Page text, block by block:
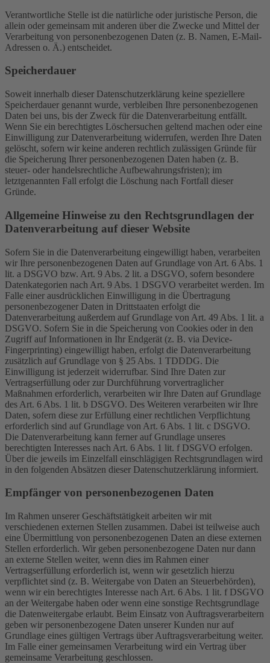
Verantwortliche Stelle ist die natürliche oder juristische Person, die
allein oder gemeinsam mit anderen über die Zwecke und Mittel der
Verarbeitung von personenbezogenen Daten (z. B. Namen, E-Mail-
Adressen o. Ä.) entscheidet.
Speicherdauer
Soweit innerhalb dieser Datenschutzerklärung keine speziellere
Speicherdauer genannt wurde, verbleiben Ihre personenbezogenen
Daten bei uns, bis der Zweck für die Datenverarbeitung entfällt.
Wenn Sie ein berechtigtes Löschersuchen geltend machen oder eine
Einwilligung zur Datenverarbeitung widerrufen, werden Ihre Daten
gelöscht, sofern wir keine anderen rechtlich zulässigen Gründe für
die Speicherung Ihrer personenbezogenen Daten haben (z. B.
steuer- oder handelsrechtliche Aufbewahrungsfristen); im
letztgenannten Fall erfolgt die Löschung nach Fortfall dieser
Gründe.
Allgemeine Hinweise zu den Rechtsgrundlagen der
Datenverarbeitung auf dieser Website
Sofern Sie in die Datenverarbeitung eingewilligt haben, verarbeiten
wir Ihre personenbezogenen Daten auf Grundlage von Art. 6 Abs. 1
lit. a DSGVO bzw. Art. 9 Abs. 2 lit. a DSGVO, sofern besondere
Datenkategorien nach Art. 9 Abs. 1 DSGVO verarbeitet werden. Im
Falle einer ausdrücklichen Einwilligung in die Übertragung
personenbezogener Daten in Drittstaaten erfolgt die
Datenverarbeitung außerdem auf Grundlage von Art. 49 Abs. 1 lit. a
DSGVO. Sofern Sie in die Speicherung von Cookies oder in den
Zugriff auf Informationen in Ihr Endgerät (z. B. via Device-
Fingerprinting) eingewilligt haben, erfolgt die Datenverarbeitung
zusätzlich auf Grundlage von § 25 Abs. 1 TDDDG. Die
Einwilligung ist jederzeit widerrufbar. Sind Ihre Daten zur
Vertragserfüllung oder zur Durchführung vorvertraglicher
Maßnahmen erforderlich, verarbeiten wir Ihre Daten auf Grundlage
des Art. 6 Abs. 1 lit. b DSGVO. Des Weiteren verarbeiten wir Ihre
Daten, sofern diese zur Erfüllung einer rechtlichen Verpflichtung
erforderlich sind auf Grundlage von Art. 6 Abs. 1 lit. c DSGVO.
Die Datenverarbeitung kann ferner auf Grundlage unseres
berechtigten Interesses nach Art. 6 Abs. 1 lit. f DSGVO erfolgen.
Über die jeweils im Einzelfall einschlägigen Rechtsgrundlagen wird
in den folgenden Absätzen dieser Datenschutzerklärung informiert.
Empfänger von personenbezogenen Daten
Im Rahmen unserer Geschäftstätigkeit arbeiten wir mit
verschiedenen externen Stellen zusammen. Dabei ist teilweise auch
eine Übermittlung von personenbezogenen Daten an diese externen
Stellen erforderlich. Wir geben personenbezogene Daten nur dann
an externe Stellen weiter, wenn dies im Rahmen einer
Vertragserfüllung erforderlich ist, wenn wir gesetzlich hierzu
verpflichtet sind (z. B. Weitergabe von Daten an Steuerbehörden),
wenn wir ein berechtigtes Interesse nach Art. 6 Abs. 1 lit. f DSGVO
an der Weitergabe haben oder wenn eine sonstige Rechtsgrundlage
die Datenweitergabe erlaubt. Beim Einsatz von Auftragsverarbeitern
geben wir personenbezogene Daten unserer Kunden nur auf
Grundlage eines gültigen Vertrags über Auftragsverarbeitung weiter.
Im Falle einer gemeinsamen Verarbeitung wird ein Vertrag über
gemeinsame Verarbeitung geschlossen.